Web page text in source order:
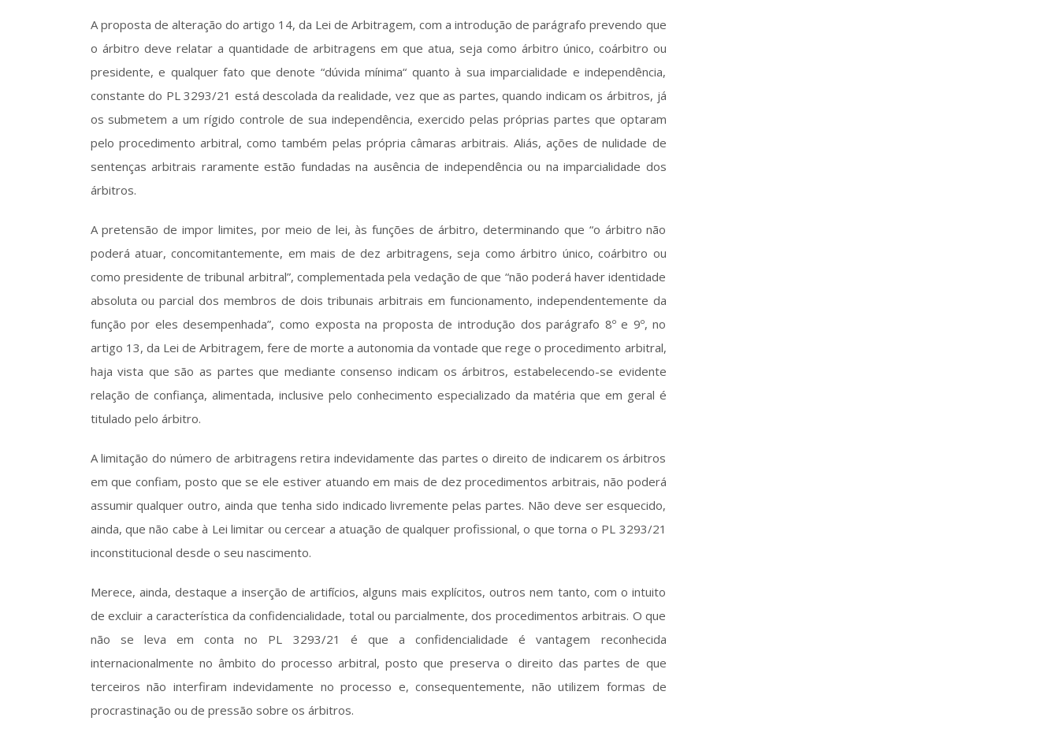
A proposta de alteração do artigo 14, da Lei de Arbitragem, com a introdução de parágrafo prevendo que
o árbitro deve relatar a quantidade de arbitragens em que atua, seja como árbitro único, coárbitro ou
presidente, e qualquer fato que denote “dúvida mínima“ quanto à sua imparcialidade e independência,
constante do PL 3293/21 está descolada da realidade, vez que as partes, quando indicam os árbitros, já
os submetem a um rígido controle de sua independência, exercido pelas próprias partes que optaram
pelo procedimento arbitral, como também pelas própria câmaras arbitrais. Aliás, ações de nulidade de
sentenças arbitrais raramente estão fundadas na ausência de independência ou na imparcialidade dos
árbitros.
A pretensão de impor limites, por meio de lei, às funções de árbitro, determinando que “o árbitro não
poderá atuar, concomitantemente, em mais de dez arbitragens, seja como árbitro único, coárbitro ou
como presidente de tribunal arbitral”, complementada pela vedação de que “não poderá haver identidade
absoluta ou parcial dos membros de dois tribunais arbitrais em funcionamento, independentemente da
função por eles desempenhada”, como exposta na proposta de introdução dos parágrafo 8º e 9º, no
artigo 13, da Lei de Arbitragem, fere de morte a autonomia da vontade que rege o procedimento arbitral,
haja vista que são as partes que mediante consenso indicam os árbitros, estabelecendo-se evidente
relação de confiança, alimentada, inclusive pelo conhecimento especializado da matéria que em geral é
titulado pelo árbitro.
A limitação do número de arbitragens retira indevidamente das partes o direito de indicarem os árbitros
em que confiam, posto que se ele estiver atuando em mais de dez procedimentos arbitrais, não poderá
assumir qualquer outro, ainda que tenha sido indicado livremente pelas partes. Não deve ser esquecido,
ainda, que não cabe à Lei limitar ou cercear a atuação de qualquer profissional, o que torna o PL 3293/21
inconstitucional desde o seu nascimento.
Merece, ainda, destaque a inserção de artifícios, alguns mais explícitos, outros nem tanto, com o intuito
de excluir a característica da confidencialidade, total ou parcialmente, dos procedimentos arbitrais. O que
não se leva em conta no PL 3293/21 é que a confidencialidade é vantagem reconhecida
internacionalmente no âmbito do processo arbitral, posto que preserva o direito das partes de que
terceiros não interfiram indevidamente no processo e, consequentemente, não utilizem formas de
procrastinação ou de pressão sobre os árbitros.